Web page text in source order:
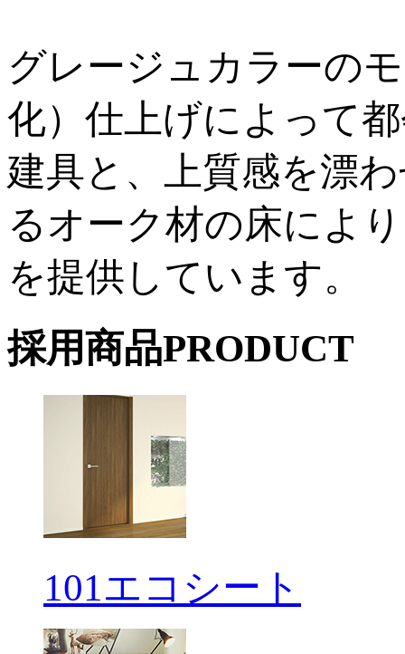
グレージュカラーの
化）仕上げによって
建具と、上質感を漂
るオーク材の床によ
を提供しています。
採用商品PRODUCT
101エコシート